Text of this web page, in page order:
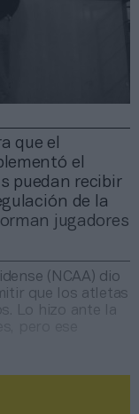
que el
el
puedan recibir
de la
jugadores
(NCAA) dio
que los atletas
Lo hizo ante la